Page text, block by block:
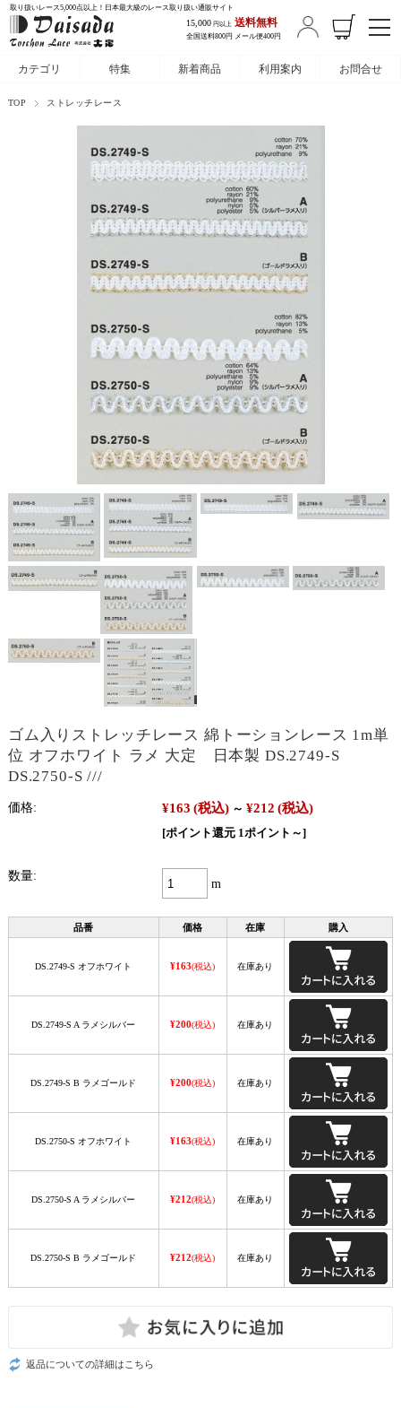
取り扱いレース5,000点以上！日本最大級のレース取り扱い通販サイト
15,000 円以上 送料無料
全国送料800円 メール便400円
カテゴリ 特集 新着商品 利用案内 お問合せ
TOP ストレッチレース
ゴム入りストレッチレース 綿トーションレース 1m単
位 オフホワイト ラメ 大定 日本製 DS.2749-S
DS.2750-S ///
価格: ¥163 (税込) ～ ¥212 (税込)
[ポイント還元 1ポイント～]
数量:
m
品番 価格 在庫 購入
DS.2749-S オフホワイト ¥163(税込) 在庫あり
DS.2749-S A ラメシルバー ¥200(税込) 在庫あり
DS.2749-S B ラメゴールド ¥200(税込) 在庫あり
DS.2750-S オフホワイト ¥163(税込) 在庫あり
DS.2750-S A ラメシルバー ¥212(税込) 在庫あり
DS.2750-S B ラメゴールド ¥212(税込) 在庫あり
返品についての詳細はこちら